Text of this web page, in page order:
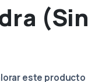
(Sin
este producto